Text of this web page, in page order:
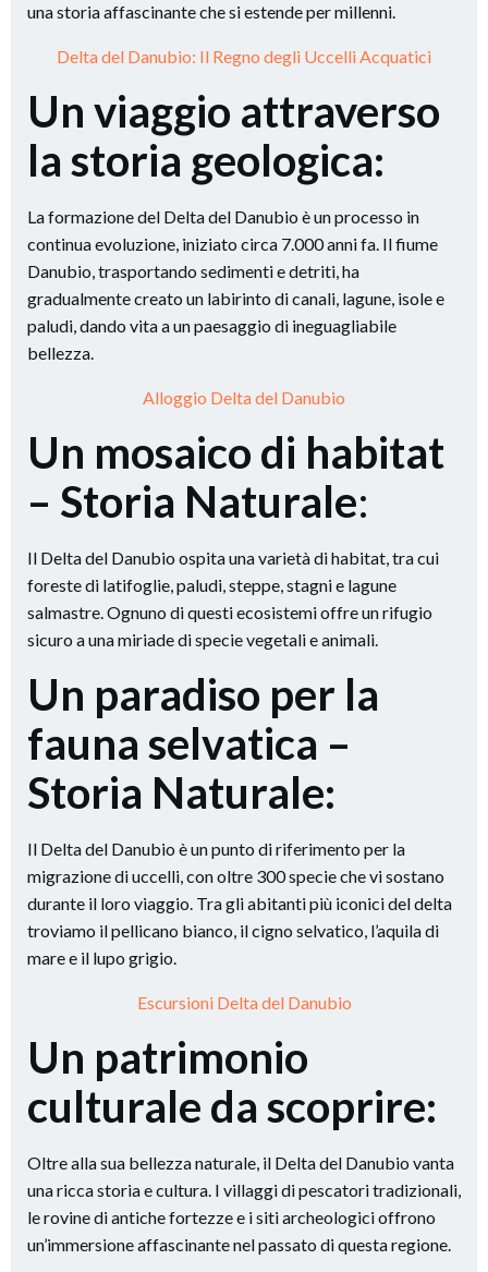
una storia affascinante che si estende per millenni.
Delta del Danubio: Il Regno degli Uccelli Acquatici
Un viaggio attraverso
la storia geologica:
La formazione del Delta del Danubio è un processo in
continua evoluzione, iniziato circa 7.000 anni fa. Il fiume
Danubio, trasportando sedimenti e detriti, ha
gradualmente creato un labirinto di canali, lagune, isole e
paludi, dando vita a un paesaggio di ineguagliabile
bellezza.
Alloggio Delta del Danubio
Un mosaico di habitat
– Storia Naturale:
Il Delta del Danubio ospita una varietà di habitat, tra cui
foreste di latifoglie, paludi, steppe, stagni e lagune
salmastre. Ognuno di questi ecosistemi offre un rifugio
sicuro a una miriade di specie vegetali e animali.
Un paradiso per la
fauna selvatica –
Storia Naturale:
Il Delta del Danubio è un punto di riferimento per la
migrazione di uccelli, con oltre 300 specie che vi sostano
durante il loro viaggio. Tra gli abitanti più iconici del delta
troviamo il pellicano bianco, il cigno selvatico, l’aquila di
mare e il lupo grigio.
Escursioni Delta del Danubio
Un patrimonio
culturale da scoprire:
Oltre alla sua bellezza naturale, il Delta del Danubio vanta
una ricca storia e cultura. I villaggi di pescatori tradizionali,
le rovine di antiche fortezze e i siti archeologici offrono
un’immersione affascinante nel passato di questa regione.